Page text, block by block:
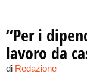
“Per i
lavoro da
di Redazione